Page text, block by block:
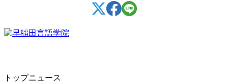
トップニュース